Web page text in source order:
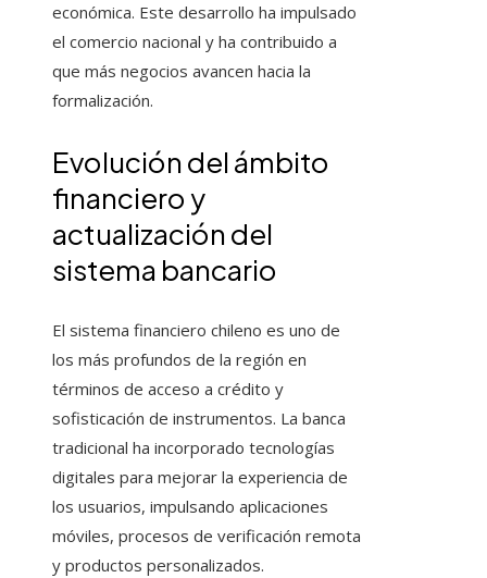
económica. Este desarrollo ha impulsado
el comercio nacional y ha contribuido a
que más negocios avancen hacia la
formalización.
Evolución del ámbito
financiero y
actualización del
sistema bancario
El sistema financiero chileno es uno de
los más profundos de la región en
términos de acceso a crédito y
sofisticación de instrumentos. La banca
tradicional ha incorporado tecnologías
digitales para mejorar la experiencia de
los usuarios, impulsando aplicaciones
móviles, procesos de verificación remota
y productos personalizados.